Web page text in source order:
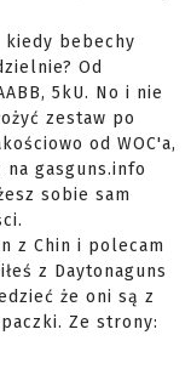
kiedy bebechy
Od
5kU. No i nie
zestaw po
od WOC'a,
na gasguns.info
sobie sam
z Chin i polecam
z Daytonaguns
że oni są z
Ze strony: